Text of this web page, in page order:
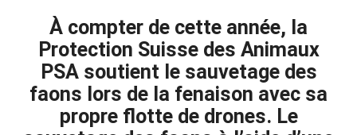
À compter de cette année, la
Protection Suisse des Animaux
PSA soutient le sauvetage des
faons lors de la fenaison avec sa
propre flotte de drones. Le